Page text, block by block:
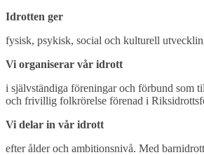
Idrotten ger
fysisk, psykisk, social och kulturell
Vi organiserar vår idrott
i självständiga föreningar och förbund som
och frivillig folkrörelse förenad i
Vi delar in vår idrott
efter ålder och ambitionsnivå. Med